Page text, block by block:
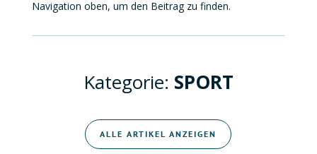
Navigation oben, um den Beitrag zu finden.
Kategorie: SPORT
ALLE ARTIKEL ANZEIGEN